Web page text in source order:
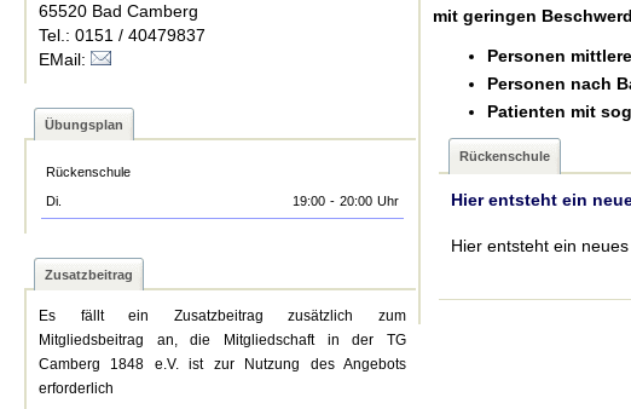
65520 Bad Camberg
Tel.: 0151 / 40479837
EMail:
Übungsplan
Rückenschule
Di.
19:00 - 20:00 Uhr
Zusatzbeitrag
Es fällt ein Zusatzbeitrag zusätzlich zum
Mitgliedsbeitrag an, die Mitgliedschaft in der TG
Camberg 1848 e.V. ist zur Nutzung des Angebots
erforderlich
mit geringen
Personen
Personen nach
Patienten mit
Rückenschule
Hier entsteht ein
Hier entsteht ein